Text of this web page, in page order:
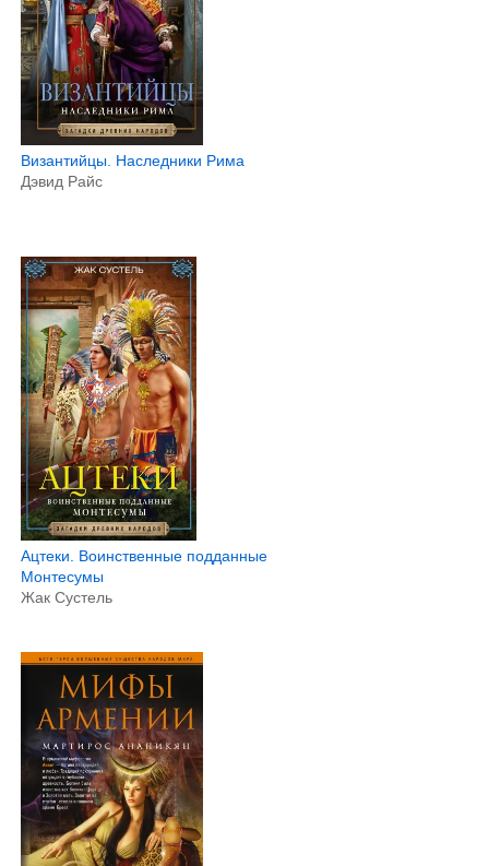
Византийцы. Наследники Рима
Дэвид Райс
Ацтеки. Воинственные подданные
Монтесумы
Жак Сустель